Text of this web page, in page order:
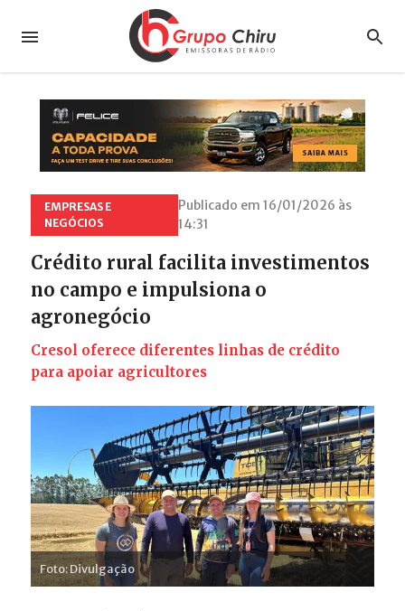
EMPRESAS E
NEGÓCIOS
Publicado em 16/01/2026 às
14:31
Crédito rural facilita investimentos
no campo e impulsiona o
agronegócio
Cresol oferece diferentes linhas de crédito
para apoiar agricultores
Foto: Divulgação